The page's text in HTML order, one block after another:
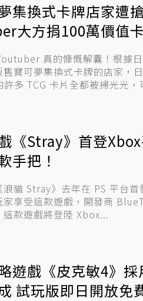
集換式卡牌店家遭
大方捐100萬價值
真的慷慨解囊！根據
寶可夢集換式卡牌的店家，
多 TCG 卡片全都被掃光光
《Stray》首登
手把！
浪貓 Stray》去年在 PS 平台
家享受這款遊戲，開發商
這款遊戲將登陸 Xbox...
遊戲《皮克敏4》採
試玩版即日開放免